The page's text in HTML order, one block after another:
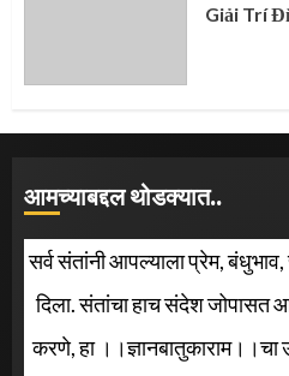
Giải Trí
आमच्याबद्दल थोडक्यात..
सर्व संतांनी आपल्याला प्रेम,
दिला. संतांचा हाच संदेश जोपासत
करणे, हा ।।ज्ञानबातुकाराम।।चा